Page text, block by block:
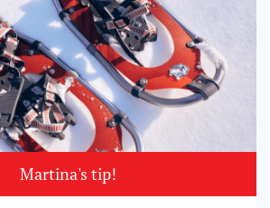
Martina's tip!